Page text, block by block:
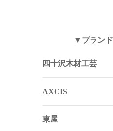
▼ブランド
四十沢木材工芸
AXCIS
東屋